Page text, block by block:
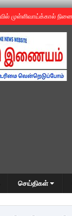
முள்ளிவாய்க்கால்
செய்திகள்